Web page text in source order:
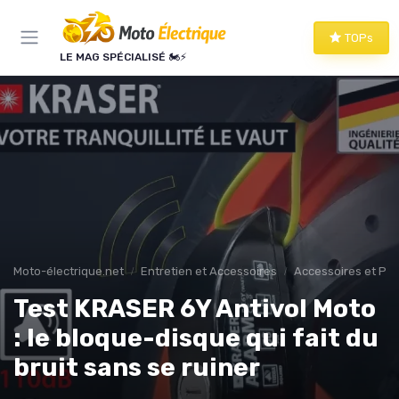
LE MAG SPÉCIALISÉ 🏍️⚡
TOPs
Moto-électrique.net Entretien et Accessoires Accessoires et
Test KRASER 6Y Antivol Moto
: le bloque-disque qui fait du
bruit sans se ruiner
Panneau de gestion des cookies